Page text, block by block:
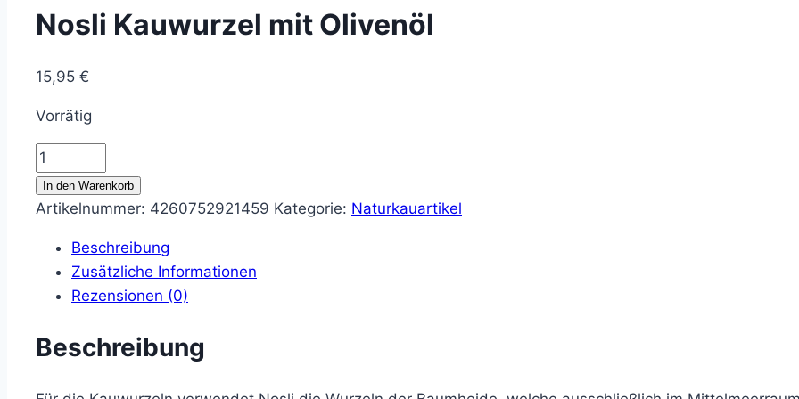
Nosli Kauwurzel mit Olivenöl
15,95 €
Vorrätig
Nosli
Kauwurzel
mit
Menge
In den Warenkorb
Artikelnummer: 4260752921459 Kategorie: Naturkauartikel
Beschreibung
Zusätzliche Informationen
Rezensionen (0)
Beschreibung